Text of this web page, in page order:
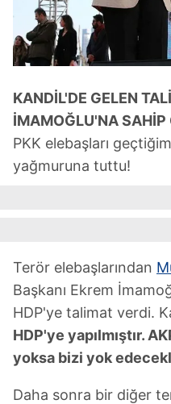
KANDİL'DE GELEN
İMAMOĞLU'NA SAHİP
PKK elebaşları
yağmuruna tuttu!
Terör elebaşlarından
Başkanı Ekrem
HDP'ye talimat verdi.
HDP'ye yapılmıştır.
yoksa bizi yok
Daha sonra bir diğer